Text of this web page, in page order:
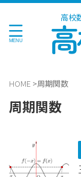
高校
HOME >周期関数
周期関数